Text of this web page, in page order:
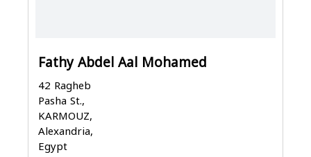
Fathy Abdel Aal Mohamed
42 Ragheb
Pasha St.,
KARMOUZ,
Alexandria,
Egypt